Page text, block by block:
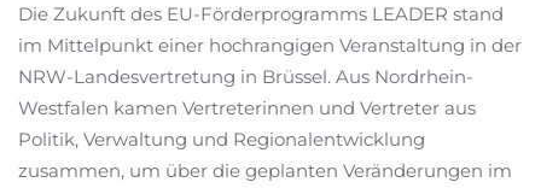
Die Zukunft des EU-Förderprogramms LEADER stand
im Mittelpunkt einer hochrangigen Veranstaltung in der
NRW-Landesvertretung in Brüssel. Aus Nordrhein-
Westfalen kamen Vertreterinnen und Vertreter aus
Politik, Verwaltung und Regionalentwicklung
zusammen, um über die geplanten Veränderungen im